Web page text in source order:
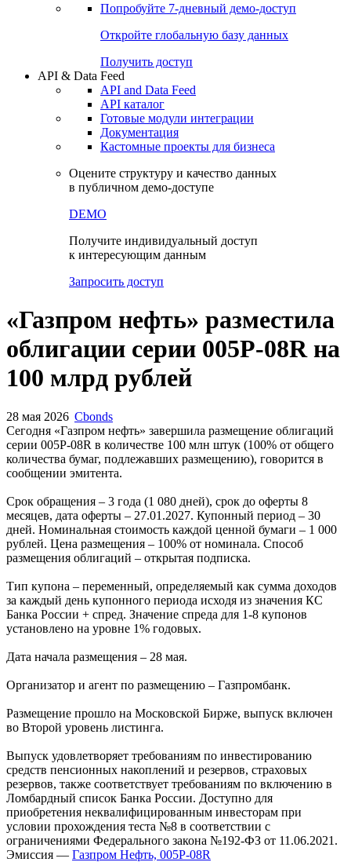
Попробуйте 7-дневный демо-доступ
Откройте глобальную базу данных
Получить доступ
API & Data Feed
API and Data Feed
API каталог
Готовые модули интеграции
Документация
Кастомные проекты для бизнеса
Оцените структуру и качество данных
в публичном демо-доступе
DEMO
Получите индивидуальный доступ
к интересующим данным
Запросить доступ
«Газпром нефть» разместила
облигации серии 005Р-08R на
100 млрд рублей
28 мая 2026 Cbonds
Сегодня «Газпром нефть» завершила размещение облигаций
серии 005Р-08R в количестве 100 млн штук (100% от общего
количества бумаг, подлежавших размещению), говорится в
сообщении эмитента.
Срок обращения – 3 года (1 080 дней), срок до оферты 8
месяцев, дата оферты – 27.01.2027. Купонный период – 30
дней. Номинальная стоимость каждой ценной бумаги – 1 000
рублей. Цена размещения – 100% от номинала. Способ
размещения облигаций – открытая подписка.
Тип купона – переменный, определяемый как сумма доходов
за каждый день купонного периода исходя из значения КС
Банка России + спред. Значение спреда для 1-8 купонов
установлено на уровне 1% годовых.
Дата начала размещения – 28 мая.
Организатор и агент по размещению – Газпромбанк.
Размещение прошло на Московской Бирже, выпуск включен
во Второй уровень листинга.
Выпуск удовлетворяет требованиям по инвестированию
средств пенсионных накоплений и резервов, страховых
резервов, также соответствует требованиям по включению в
Ломбардный список Банка России. Доступно для
приобретения неквалифицированным инвесторам при
условии прохождения теста №8 в соответствии с
ограничениями Федерального закона №192-ФЗ от 11.06.2021.
Эмиссия — Газпром Нефть, 005P-08R